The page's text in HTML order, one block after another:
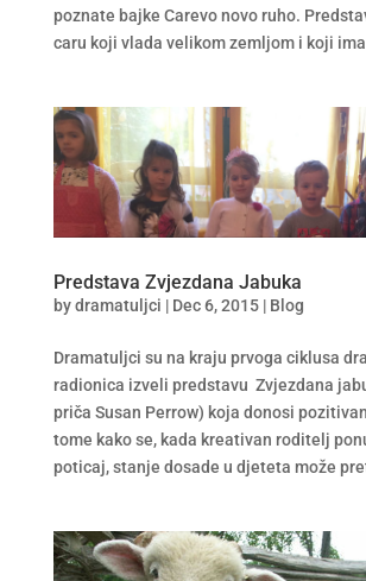
poznate bajke Carevo novo ruho.
caru koji vlada velikom zemljom i koji
Predstava Zvjezdana Jabuka
bydramatuljci | Dec 6, 2015| Blog
Dramatuljci su na kraju prvoga ciklusa
radionica izveli predstavu Zvjezdana
priča Susan Perrow) koja donosi
tome kako se, kada kreativan roditelj
poticaj, stanje dosade u djeteta može